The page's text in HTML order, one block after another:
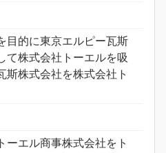
目的に東京エルピー瓦斯
て株式会社トーエルを吸
斯株式会社を株式会社ト
ーエル商事株式会社をト